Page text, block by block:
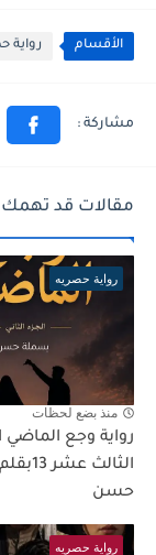
الأقسام رواية
مقالات قد تهمك
رواية حصريه
منذ بضع لحظات
رواية وجع
الثالث
حسن
رواية حصريه